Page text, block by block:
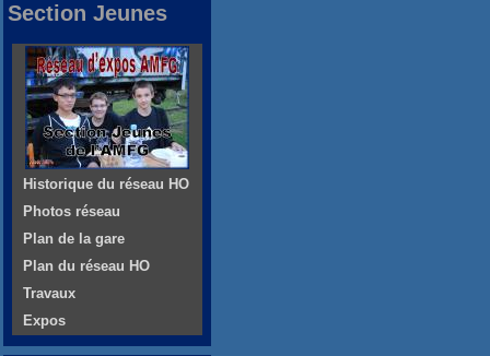
Section Jeunes
Historique du réseau HO
Photos réseau
Plan de la gare
Plan du réseau HO
Travaux
Expos